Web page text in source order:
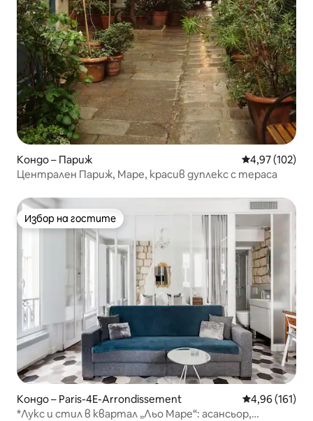
Кондо – Париж Средна
4,97 (102)
Централен Париж, Маре, красив дуплекс с тераса
Избор на гостите
Избор на гостите
Кондо – Paris-4E-Arrondissement Средна
4,96 (161)
*Лукс и стил в квартал „Льо Маре“: асансьор,